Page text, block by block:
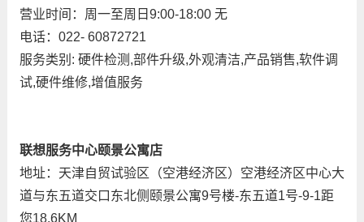
营业时间：周一至周日9:00-18:00 无
电话：022- 60872721
服务类别: 硬件检测,部件升级,外观清洁,产品销售,软件调
试,硬件维修,增值服务
联想服务中心颐景公寓店
地址：天津自贸试验区（空港经济区）空港经济区中心大
道与东五道交口东北侧颐景公寓9号楼-东五道1号-9-1距
您18.6KM